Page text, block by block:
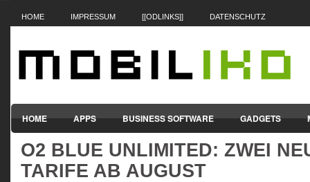
HOME IMPRESSUM [[ODLINKS]] DATENSCHUTZ
HOME APPS BUSINESS SOFTWARE GADGETS
SMARTPHONES & HANDYS TABLET-PCS VERTRÄGE &
O2 BLUE UNLIMITED: ZWEI
TARIFE AB AUGUST